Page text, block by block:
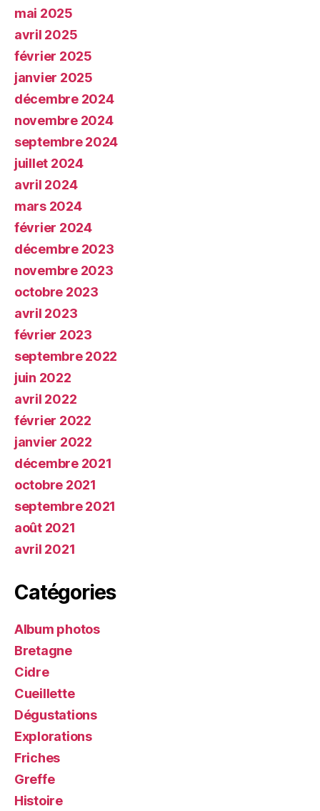
mai 2025
avril 2025
février 2025
janvier 2025
décembre 2024
novembre 2024
septembre 2024
juillet 2024
avril 2024
mars 2024
février 2024
décembre 2023
novembre 2023
octobre 2023
avril 2023
février 2023
septembre 2022
juin 2022
avril 2022
février 2022
janvier 2022
décembre 2021
octobre 2021
septembre 2021
août 2021
avril 2021
Catégories
Album photos
Bretagne
Cidre
Cueillette
Dégustations
Explorations
Friches
Greffe
Histoire